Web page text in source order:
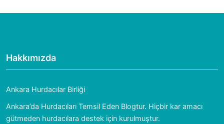
Hakkımızda
Ankara Hurdacılar Birliği
Ankara’da Hurdacıları Temsil Eden Blogtur. Hiçbir kar amacı
gütmeden hurdacılara destek için kurulmuştur.